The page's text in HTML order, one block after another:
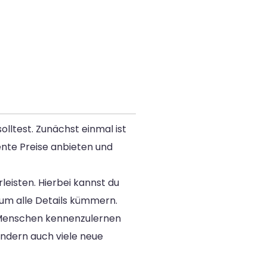
Zunächst einmal ist
Preise anbieten und
Hierbei kannst du
alle Details kümmern.
kennenzulernen
auch viele neue